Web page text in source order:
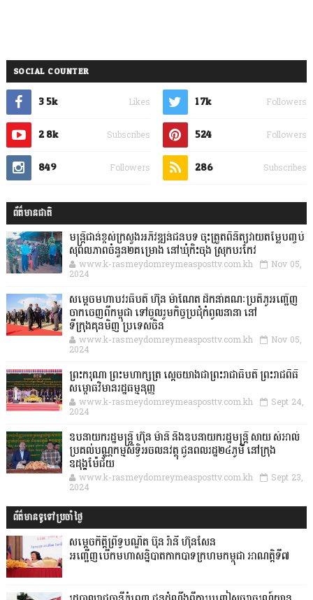
SOCIAL COUNTER
3.5k Likes 1.7k Followers
2.8k Subscribes 524 Followers
849 Followers 286 Subscribes
ព័ត៌មានជាតិ
មន្ត្រីជាន់ខ្ពស់ក្រសួងអភិវឌ្ឍន៍ជនបទ ចុះត្រួតពិនិត្យវាយតម្លៃបញ្ចប់
សុពលភាពចំនួន២គម្រោង នៅឃុំកិះចុង ស្រុកបរកែវ
www.k-rasmeydomreymeasposttv.com.kh Nov 05,
2024
សម្តេចមហាបវរធិបតី ហ៊ុន ម៉ាណែត ដឹកនាំគណៈប្រតិភូអញ្ជើញ
ចាកចេញពីកម្ពុជា ទៅចូលរួមកិច្ចប្រជុំកំពូលនានា នៅ
ទីក្រុងគុនមិញ ប្រទេសចិន
www.k-rasmeydomreymeasposttv.com.kh Nov 05,
2024
ព្រះករុណា ព្រះមហាក្សត្រ ស្តេចយាងជាព្រះរាជាធិបតី ព្រះរាជពិធី
សម្ពោធវិមានរដ្ឋធម្មនុញ្ញ
www.k-rasmeydomreymeasposttv.com.kh Sept 24,
2024
ឧបនាយករដ្ឋមន្ដ្រី ហ៊ុន ម៉ានី និងឧបនាយករដ្ឋមន្ដ្រី សាយ សំអាល់
ប្រគល់បណ្ណកម្មសិទ្ធិអចលនវត្ថុ ជូនពលរដ្ឋ២៤ភូមិ នៅក្រុង
ឧដុង្គម៉ែជ័យ
www.k-rasmeydomreymeasposttv.com.kh Sept 23,
2024
ព័ត៌មានទូទៅប្រចាំថ្ងៃ
សម្ដេចកិត្ដិព្រឹទ្ធបណ្ឌិត ប៊ុន រ៉ានី ហ៊ុនសែន
អញ្ជើញបើកមហាសន្និបាតកាកបាទក្រហមកម្ពុជា អាណត្ដិទី៧